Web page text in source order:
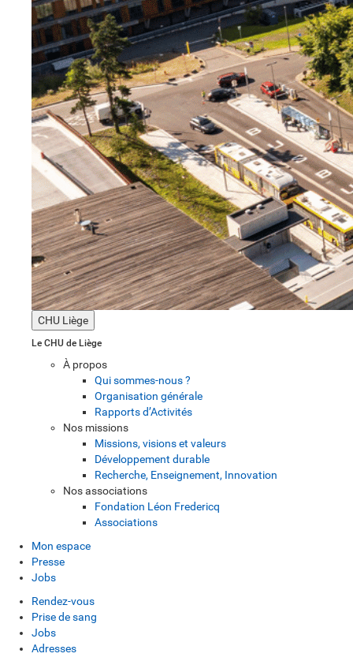
CHU Liège
Le CHU de Liège
À propos
Qui sommes-nous ?
Organisation générale
Rapports d’Activités
Nos missions
Missions, visions et valeurs
Développement durable
Recherche, Enseignement, Innovation
Nos associations
Fondation Léon Fredericq
Associations
Mon espace
Presse
Jobs
Rendez-vous
Prise de sang
Jobs
Adresses